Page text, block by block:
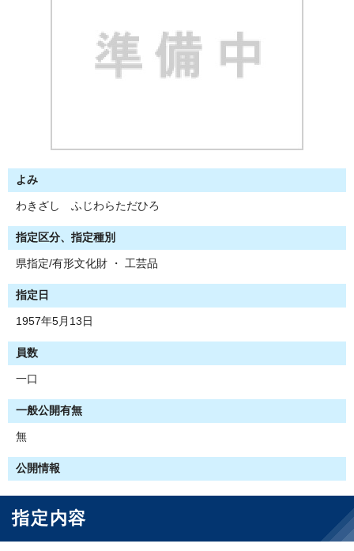
よみ
わきざし ふじわらただひろ
指定区分、指定種別
県指定/有形文化財 ・ 工芸品
指定日
1957年5月13日
員数
一口
一般公開有無
無
公開情報
指定内容